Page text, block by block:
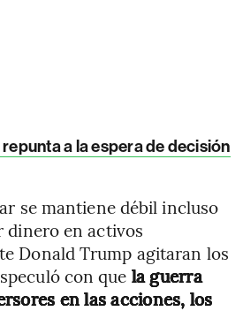
a la espera de decisión
se mantiene débil incluso
dinero en activos
Donald Trump agitaran los
con que la guerra
en las acciones, los